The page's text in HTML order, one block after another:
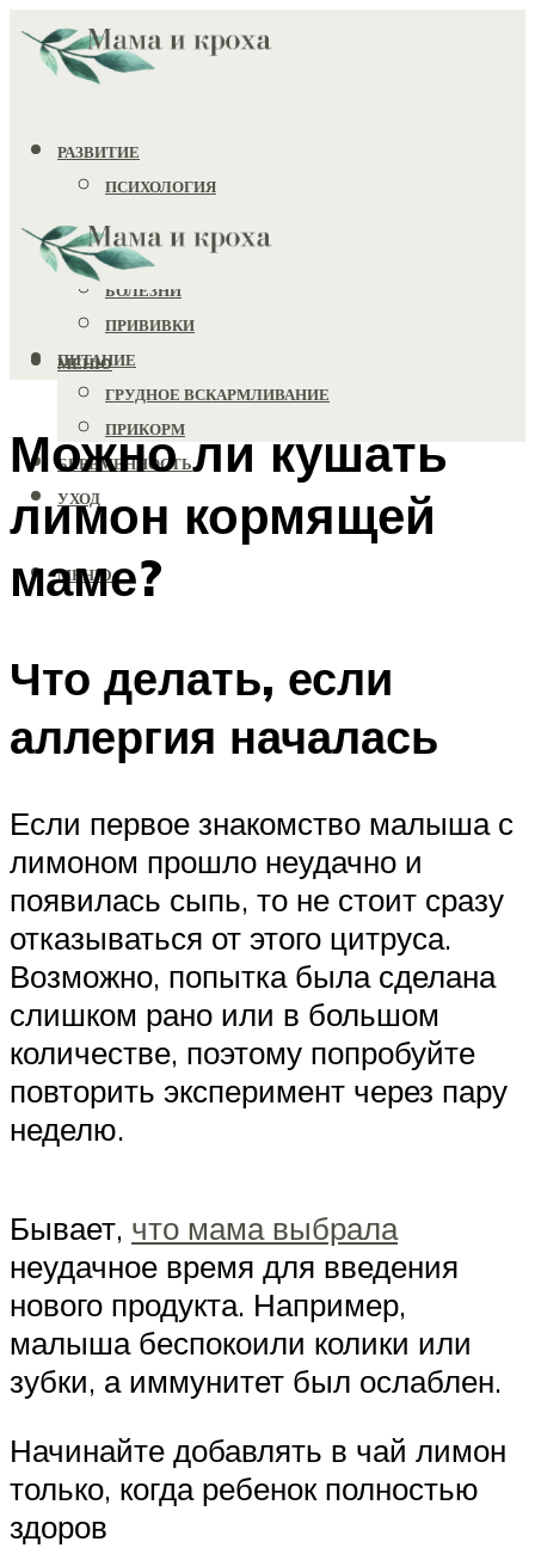
РАЗВИТИЕ
ПСИХОЛОГИЯ
ИГРУШКИ
ЗДОРОВЬЕ
БОЛЕЗНИ
ПРИВИВКИ
ПИТАНИЕ
ГРУДНОЕ ВСКАРМЛИВАНИЕ
ПРИКОРМ
БЕРЕМЕННОСТЬ
УХОД
МЕНЮ
МЕНЮ
Можно ли кушать
лимон кормящей
маме?
Что делать, если
аллергия началась
Если первое знакомство малыша с
лимоном прошло неудачно и
появилась сыпь, то не стоит сразу
отказываться от этого цитруса.
Возможно, попытка была сделана
слишком рано или в большом
количестве, поэтому попробуйте
повторить эксперимент через пару
неделю.
Бывает, что мама выбрала
неудачное время для введения
нового продукта. Например,
малыша беспокоили колики или
зубки, а иммунитет был ослаблен.
Начинайте добавлять в чай лимон
только, когда ребенок полностью
здоров